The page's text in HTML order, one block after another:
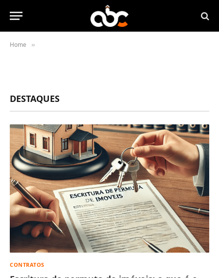
Home »
DESTAQUES
CONTRATOS